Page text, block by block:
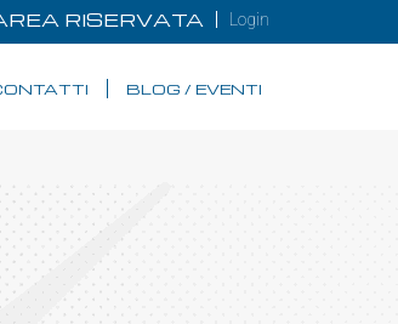
RISERVATA Login
BLOG / EVENTI